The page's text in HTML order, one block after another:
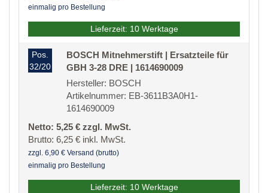
einmalig pro Bestellung
Lieferzeit: 10 Werktage
Pos.
32/20
BOSCH Mitnehmerstift | Ersatzteile für
GBH 3-28 DRE | 1614690009
Hersteller: BOSCH
Artikelnummer: EB-3611B3A0H1-
1614690009
Netto: 5,25 € zzgl. MwSt.
Brutto: 6,25 € inkl. MwSt.
zzgl. 6,90 € Versand (brutto)
einmalig pro Bestellung
Lieferzeit: 10 Werktage